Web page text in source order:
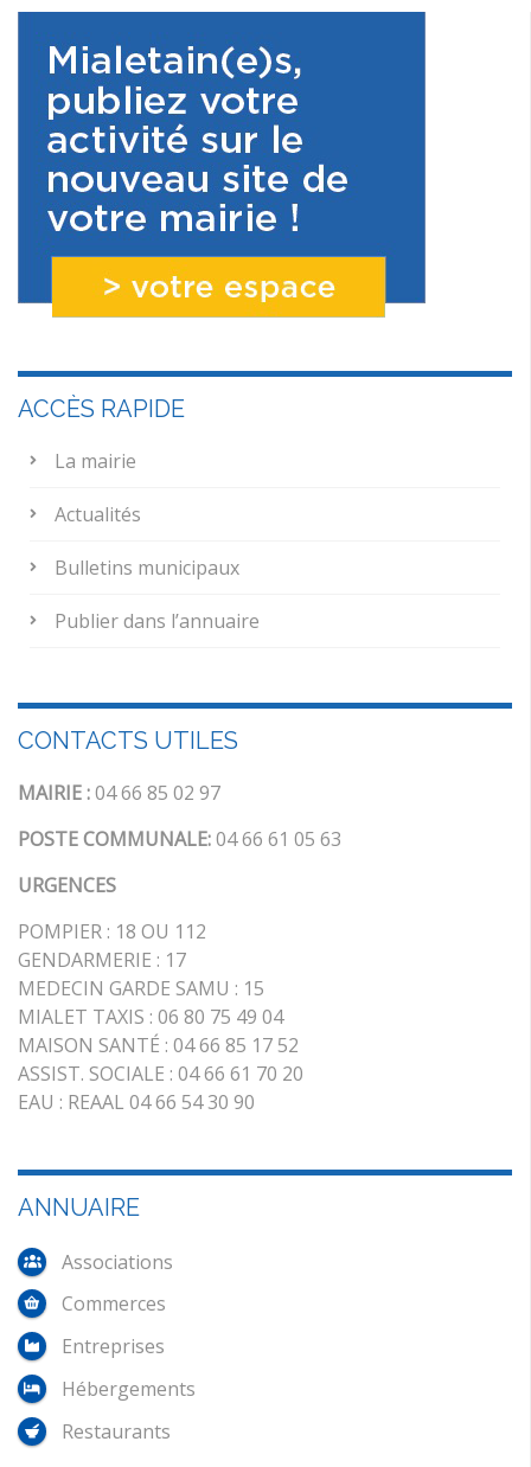
ACCÈS RAPIDE
La mairie
Actualités
Bulletins municipaux
Publier dans l’annuaire
CONTACTS UTILES
MAIRIE :04 66 85 02 97
POSTE COMMUNALE:04 66 61 05 63
URGENCES
POMPIER : 18 OU 112
GENDARMERIE : 17
MEDECIN GARDE SAMU : 15
MIALET TAXIS : 06 80 75 49 04
MAISON SANTÉ : 04 66 85 17 52
ASSIST. SOCIALE : 04 66 61 70 20
EAU : REAAL 04 66 54 30 90
ANNUAIRE
Associations
Commerces
Entreprises
Hébergements
Restaurants